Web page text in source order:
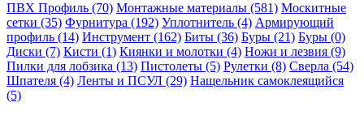
ПВХ Профиль (70) Монтажные материалы (581) Москитные
сетки (35) Фурнитура (192) Уплотнитель (4) Армирующий
профиль (14) Инструмент (162) Биты (36) Буры (21) Буры (0)
Диски (7) Кисти (1) Киянки и молотки (4) Ножи и лезвия (9)
Пилки для лобзика (13) Пистолеты (5) Рулетки (8) Сверла (54)
Шпателя (4) Ленты и ПСУЛ (29) Нащельник самоклеящийся
(5)